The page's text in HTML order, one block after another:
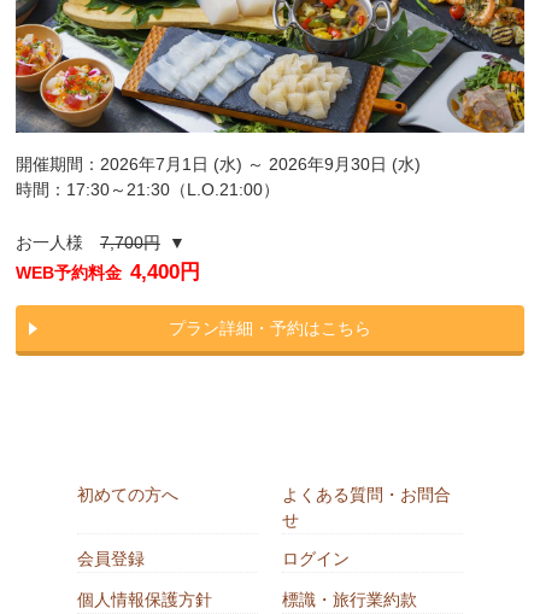
開催期間：2026年7月1日 (水) ～ 2026年9月30日 (水)
時間：17:30～21:30（L.O.21:00）
お一人様7,700円▼
WEB予約料金 4,400円
プラン詳細・予約はこちら
初めての方へ
よくある質問・お問合
せ
会員登録
ログイン
個人情報保護方針 標識・旅行業約款